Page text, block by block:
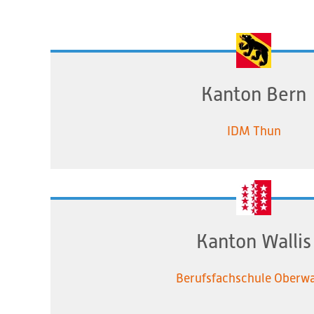
Kanton Bern
IDM Thun
Kanton Wallis
Berufsfachschule